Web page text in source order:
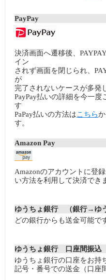
PayPay
決済画面へ遷移後、
イン
されず画面を閉じられ、
が
完了されないケースが多発
PayPay払いの詳細を今一度
す
PaPay払いの方法はこちら
す。
Amazon Pay
Amazonのアカウントに登
い方法を利用して決済でき
ゆうちょ銀行 （銀行→ゆ
どの銀行からも送金可能で
ゆうちょ銀行 口座間振込
ゆうちょ銀行の口座をお持
記号・番号での送金（口座